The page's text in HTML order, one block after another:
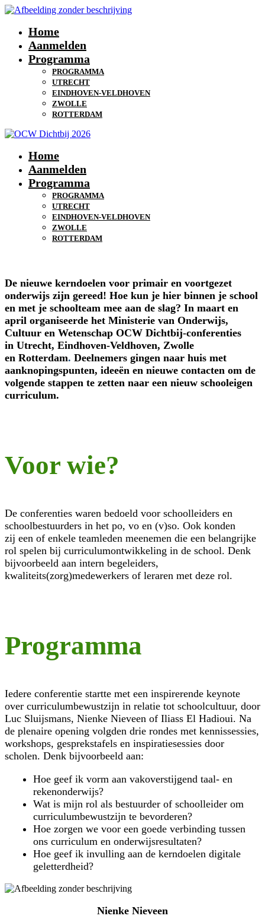
Home
Aanmelden
Programma
PROGRAMMA
UTRECHT
EINDHOVEN-VELDHOVEN
ZWOLLE
ROTTERDAM
Home
Aanmelden
Programma
PROGRAMMA
UTRECHT
EINDHOVEN-VELDHOVEN
ZWOLLE
ROTTERDAM
De nieuwe kerndoelen voor primair en voortgezet
onderwijs zijn gereed! Hoe kun je hier binnen je school
en met je schoolteam mee aan de slag? In maart en
april organiseerde het Ministerie van Onderwijs,
Cultuur en Wetenschap OCW Dichtbij-conferenties
in Utrecht, Eindhoven-Veldhoven, Zwolle
en Rotterdam. Deelnemers gingen naar huis met
aanknopingspunten, ideeën en nieuwe contacten om de
volgende stappen te zetten naar een nieuw schooleigen
curriculum.
Voor wie?
De conferenties waren bedoeld voor schoolleiders en
schoolbestuurders in het po, vo en (v)so. Ook konden
zij een of enkele teamleden meenemen die een belangrijke
rol spelen bij curriculumontwikkeling in de school. Denk
bijvoorbeeld aan intern begeleiders,
kwaliteits(zorg)medewerkers of leraren met deze rol.
Programma
Iedere conferentie startte met een inspirerende keynote
over curriculumbewustzijn in relatie tot schoolcultuur, door
Luc Sluijsmans, Nienke Nieveen of Iliass El Hadioui. Na
de plenaire opening volgden drie rondes met kennissessies,
workshops, gesprekstafels en inspiratiesessies door
scholen. Denk bijvoorbeeld aan:
Hoe geef ik vorm aan vakoverstijgend taal- en
rekenonderwijs?
Wat is mijn rol als bestuurder of schoolleider om
curriculumbewustzijn te bevorderen?
Hoe zorgen we voor een goede verbinding tussen
ons curriculum en onderwijsresultaten?
Hoe geef ik invulling aan de kerndoelen digitale
geletterdheid?
Nienke Nieveen